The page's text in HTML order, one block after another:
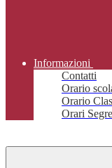
Informazioni
Contatti
Orario
Orario
Orari